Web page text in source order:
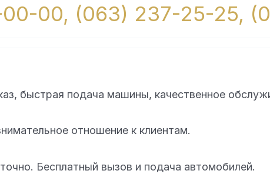
00, (063) 237-25-25,
быстрая подача машины, качественное
отношение к клиентам.
Бесплатный вызов и подача автомобилей.